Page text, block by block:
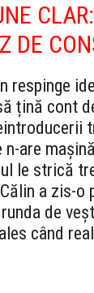
DE
respinge
țină cont
are
le strică
a zis-o
de
când